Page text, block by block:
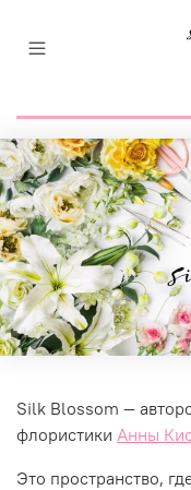
Silk Blossom —
флористики Анны
Это пространство,